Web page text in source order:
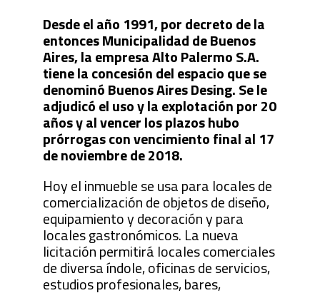
Desde el año 1991, por decreto de la
entonces Municipalidad de Buenos
Aires, la empresa Alto Palermo S.A.
tiene la concesión del espacio que se
denominó Buenos Aires Desing. Se le
adjudicó el uso y la explotación por 20
años y al vencer los plazos hubo
prórrogas con vencimiento final al 17
de noviembre de 2018.
Hoy el inmueble se usa para locales de
comercialización de objetos de diseño,
equipamiento y decoración y para
locales gastronómicos. La nueva
licitación permitirá locales comerciales
de diversa índole, oficinas de servicios,
estudios profesionales, bares,